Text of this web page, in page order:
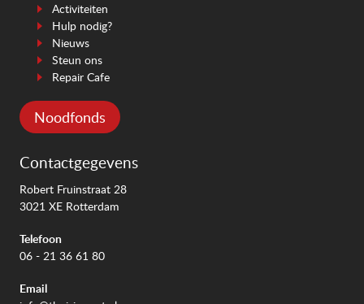
Activiteiten
Hulp nodig?
Nieuws
Steun ons
Repair Cafe
Noodfonds
Contactgegevens
Robert Fruinstraat 28
3021 XE Rotterdam
Telefoon
06 - 21 36 61 80
Email